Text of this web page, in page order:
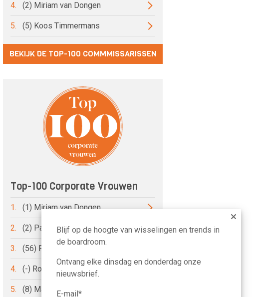
4. (2) Miriam van Dongen
5. (5) Koos Timmermans
BEKIJK DE TOP-100 COMMMISSARISSEN
Top-100 Corporate Vrouwen
1. (1) Miriam van Dongen
2. (2) Pauline van der Meer Mohr
3. (56) Petri Hofsté
4. (-) Roelien Ritsema van Eck
5. (8) Marike Bonhof
Blijf op de hoogte van wisselingen en trends in
de boardroom.
Ontvang elke dinsdag en donderdag onze
nieuwsbrief.
E-mail*